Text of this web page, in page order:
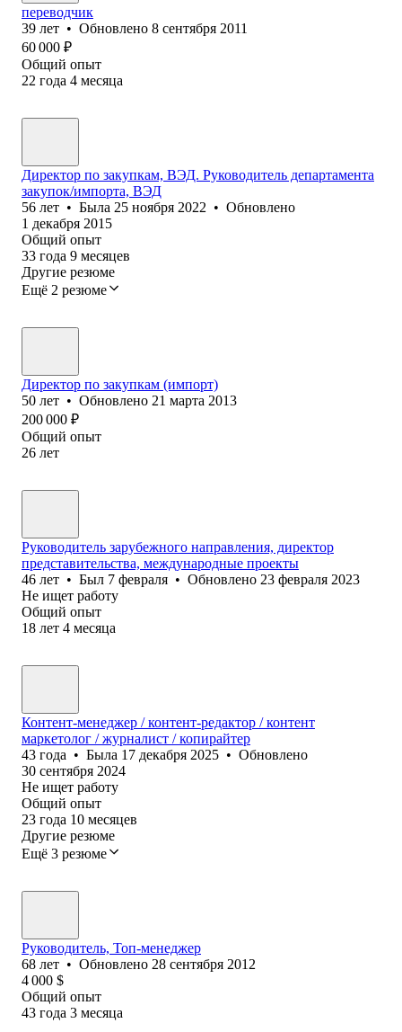
переводчик
39 лет • Обновлено 8 сентября 2011
60 000 ₽
Общий опыт
22 года 4 месяца
Директор по закупкам, ВЭД. Руководитель департамента
закупок/импорта, ВЭД
56 лет • Была 25 ноября 2022 • Обновлено
1 декабря 2015
Общий опыт
33 года 9 месяцев
Другие резюме
Ещё 2 резюме
Директор по закупкам (импорт)
50 лет • Обновлено 21 марта 2013
200 000 ₽
Общий опыт
26 лет
Руководитель зарубежного направления, директор
представительства, международные проекты
46 лет • Был 7 февраля • Обновлено 23 февраля 2023
Не ищет работу
Общий опыт
18 лет 4 месяца
Контент-менеджер / контент-редактор / контент
маркетолог / журналист / копирайтер
43 года • Была 17 декабря 2025 • Обновлено
30 сентября 2024
Не ищет работу
Общий опыт
23 года 10 месяцев
Другие резюме
Ещё 3 резюме
Руководитель, Топ-менеджер
68 лет • Обновлено 28 сентября 2012
4 000 $
Общий опыт
43 года 3 месяца